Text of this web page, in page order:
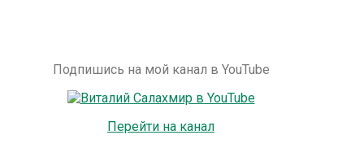
Подпишись на мой канал в YouTube
Перейти на канал